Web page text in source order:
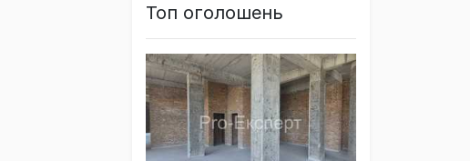
Топ оголошень